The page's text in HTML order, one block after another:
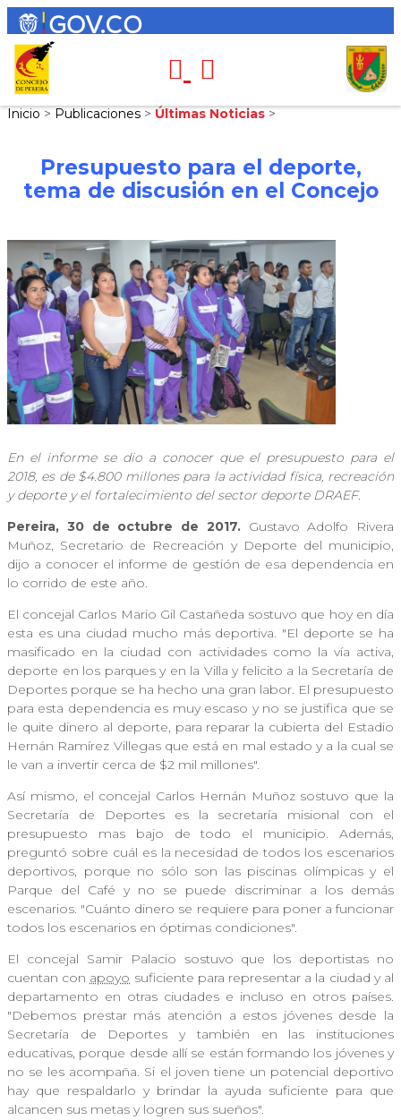
Inicio > Publicaciones > Últimas Noticias >
Presupuesto para el deporte,
tema de discusión en el Concejo
En el informe se dio a conocer que el presupuesto para el
2018, es de $4.800 millones para la actividad física, recreación
y deporte y el fortalecimiento del sector deporte DRAEF.
Pereira, 30 de octubre de 2017.Gustavo Adolfo Rivera
Muñoz, Secretario de Recreación y Deporte del municipio,
dijo a conocer el informe de gestión de esa dependencia en
lo corrido de este año.
El concejal Carlos Mario Gil Castañeda sostuvo que hoy en día
esta es una ciudad mucho más deportiva. "El deporte se ha
masificado en la ciudad con actividades como la vía activa,
deporte en los parques y en la Villa y felicito a la Secretaría de
Deportes porque se ha hecho una gran labor. El presupuesto
para esta dependencia es muy escaso y no se justifica que se
le quite dinero al deporte, para reparar la cubierta del Estadio
Hernán Ramírez Villegas que está en mal estado y a la cual se
le van a invertir cerca de $2 mil millones".
Así mismo, el concejal Carlos Hernán Muñoz sostuvo que la
Secretaría de Deportes es la secretaría misional con el
presupuesto mas bajo de todo el municipio. Además,
preguntó sobre cuál es la necesidad de todos los escenarios
deportivos, porque no sólo son las piscinas olímpicas y el
Parque del Café y no se puede discriminar a los demás
escenarios. "Cuánto dinero se requiere para poner a funcionar
todos los escenarios en óptimas condiciones".
El concejal Samir Palacio sostuvo que los deportistas no
cuentan con apoyo suficiente para representar a la ciudad y al
departamento en otras ciudades e incluso en otros países.
"Debemos prestar más atención a estos jóvenes desde la
Secretaría de Deportes y también en las instituciones
educativas, porque desde allí se están formando los jóvenes y
no se les acompaña. Si el joven tiene un potencial deportivo
hay que respaldarlo y brindar la ayuda suficiente para que
alcancen sus metas y logren sus sueños".